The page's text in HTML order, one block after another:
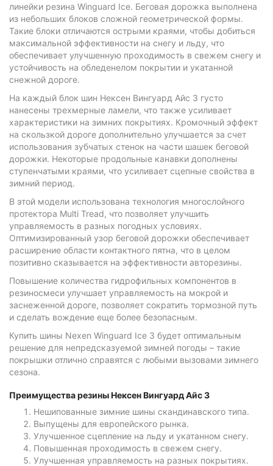
линейки резина Winguard Ice. Беговая дорожка выполнена
из небольших блоков сложной геометрической формы.
Такие блоки отличаются острыми краями, чтобы добиться
максимальной эффективности на снегу и льду, что
обеспечивает улучшенную проходимость в свежем снегу и
устойчивость на обледенелом покрытии и укатанной
снежной дороге.
На каждый блок шин Нексен Вингуард Айс 3 густо
нанесены трехмерные ламели, что также усиливает
характеристики на зимних покрытиях. Кромочный эффект
на скользкой дороге дополнительно улучшается за счет
использования зубчатых стенок на части шашек беговой
дорожки. Некоторые продольные канавки дополнены
ступенчатыми краями, что усиливает сцепные свойства в
зимний период.
В этой модели использована технология многослойного
протектора Multi Tread, что позволяет улучшить
управляемость в разных погодных условиях.
Оптимизированный узор беговой дорожки обеспечивает
расширение области контактного пятна, что в целом
позитивно сказывается на эффективности авторезины.
Повышение количества гидрофильных компонентов в
резиносмеси улучшает управляемость на мокрой и
заснеженной дороге, позволяет сократить тормозной путь
и сделать вождение еще более безопасным.
Купить шины Nexen Winguard Ice 3 будет оптимальным
решение для непредсказуемой зимней погоды – такие
покрышки отлично справятся с любыми вызовами зимнего
сезона.
Преимущества резины Нексен Вингуард Айс 3
Нешипованные зимние шины скандинавского типа.
Выпущены для европейского рынка.
Улучшенное сцепление на льду и укатанном снегу.
Повышенная проходимость в свежем снегу.
Улучшенная управляемость на разных покрытиях.